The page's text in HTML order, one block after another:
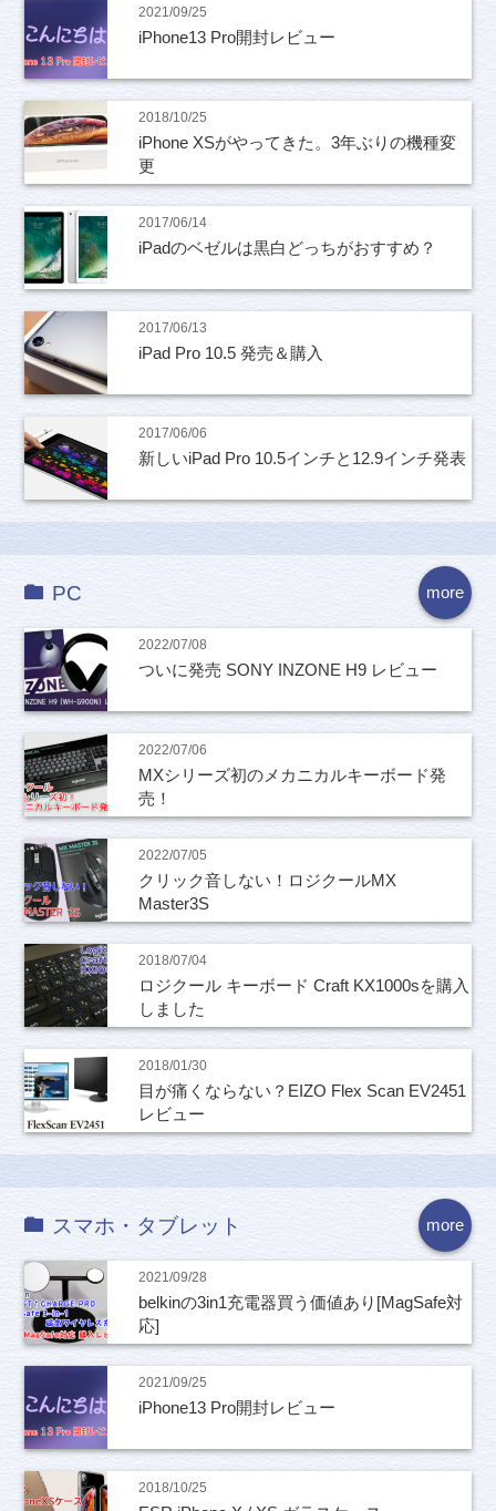
2021/09/25
iPhone13 Pro開封レビュー
2018/10/25
iPhone XSがやってきた。3年ぶりの機種変
更
2017/06/14
iPadのベゼルは黒白どっちがおすすめ？
2017/06/13
iPad Pro 10.5 発売＆購入
2017/06/06
新しいiPad Pro 10.5インチと12.9インチ発表
more
PC
2022/07/08
ついに発売 SONY INZONE H9 レビュー
2022/07/06
MXシリーズ初のメカニカルキーボード発
売！
2022/07/05
クリック音しない！ロジクールMX
Master3S
2018/07/04
ロジクール キーボード Craft KX1000sを購入
しました
2018/01/30
目が痛くならない？EIZO Flex Scan EV2451
レビュー
more
スマホ・タブレット
2021/09/28
belkinの3in1充電器買う価値あり[MagSafe対
応]
2021/09/25
iPhone13 Pro開封レビュー
2018/10/25